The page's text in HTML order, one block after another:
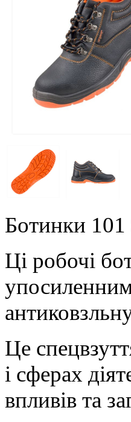
Ботинки 101
Ці робочі
Це
і сферах
впливів та